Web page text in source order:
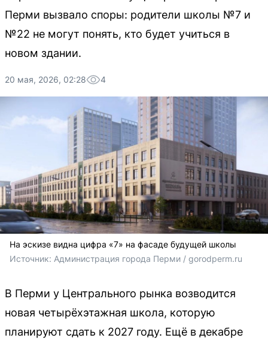
Перми вызвало споры: родители школы №7 и
№22 не могут понять, кто будет учиться в
новом здании.
20 мая, 2026, 02:28 4
На эскизе видна цифра «7» на фасаде будущей школы
Источник: Администрация города Перми / gorodperm.ru
В Перми у Центрального рынка возводится
новая четырёхэтажная школа, которую
планируют сдать к 2027 году. Ещё в декабре